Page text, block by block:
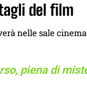
del film
nelle sale
piena di